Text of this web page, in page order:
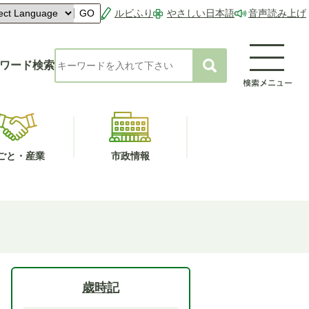
GO ルビふり やさしい日本語 音声読み上げ
ード検索
と・産業 市政情報
歳時記